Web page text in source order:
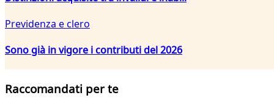
Previdenza e clero
Sono già in vigore i contributi del 2026
Raccomandati per te